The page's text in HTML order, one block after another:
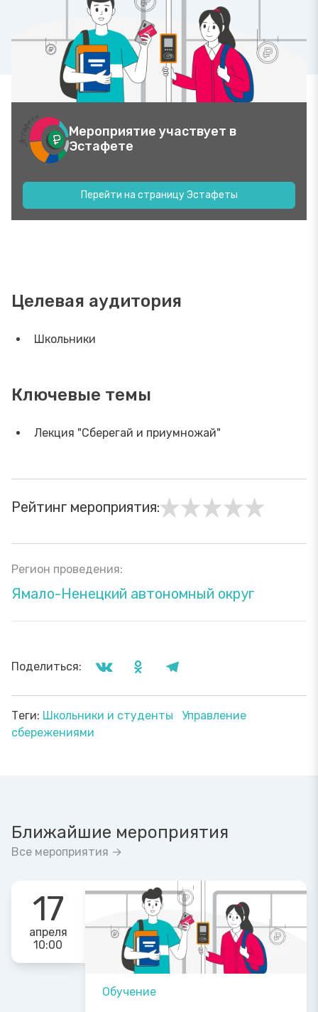
Мероприятие участвует в
Эстафете
Перейти на страницу Эстафеты
Целевая аудитория
Школьники
Ключевые темы
Лекция "Сберегай и приумножай"
Рейтинг мероприятия:
Регион проведения:
Ямало-Ненецкий автономный округ
Поделиться:
Теги: Школьники и студенты
Управление
сбережениями
Ближайшие мероприятия
Все мероприятия →
17
апреля
10:00
Обучение